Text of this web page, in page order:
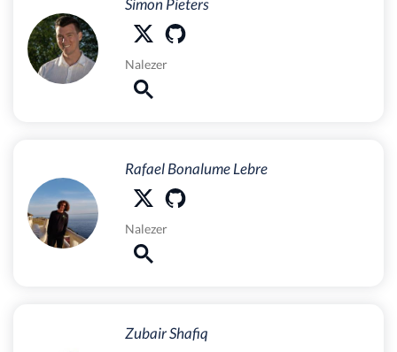
Simon Pieters
Nalezer
Rafael Bonalume Lebre
Nalezer
Zubair Shafiq